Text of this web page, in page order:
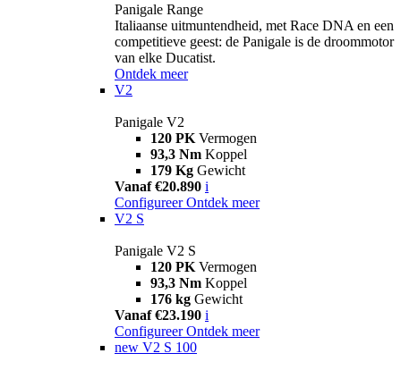
Panigale Range
Italiaanse uitmuntendheid, met Race DNA en een
competitieve geest: de Panigale is de droommotor
van elke Ducatist.
Ontdek meer
V2
Panigale V2
120 PK Vermogen
93,3 Nm Koppel
179 Kg Gewicht
Vanaf €20.890 i
Configureer Ontdek meer
V2 S
Panigale V2 S
120 PK Vermogen
93,3 Nm Koppel
176 kg Gewicht
Vanaf €23.190 i
Configureer Ontdek meer
new V2 S 100